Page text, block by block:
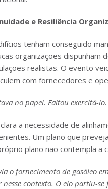
e Resiliência
tenham conseguido
organizações
realistas. O evento
com fornecedores e
no papel. Faltou exercitá-
a necessidade de
Um plano que
plano não contempla a
o fornecimento de gasóleo
contexto. O elo partiu-se